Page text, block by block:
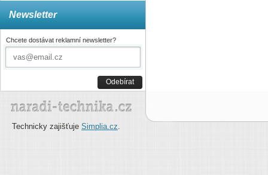
Newsletter
Chcete dostávat reklamní newsletter?
Odebírat
Technicky zajišťuje Simplia.cz.